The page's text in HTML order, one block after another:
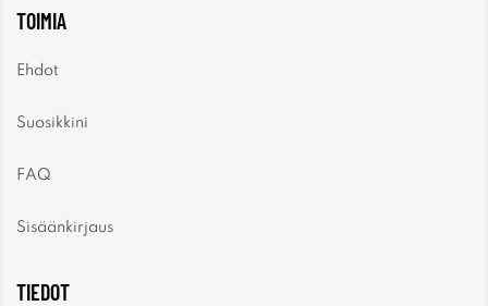
TOIMIA
Ehdot
Suosikkini
FAQ
Sisäänkirjaus
TIEDOT